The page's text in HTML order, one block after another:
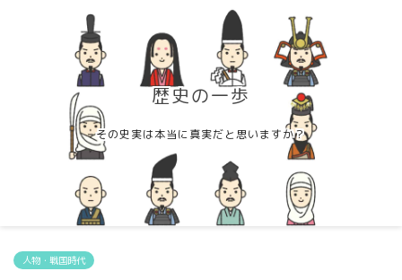
歴史の一歩
その史実は本当に真実だと思いますか？
人物・戦国時代